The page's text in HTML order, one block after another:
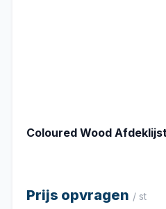
Coloured Wood
Prijs opvragen / st